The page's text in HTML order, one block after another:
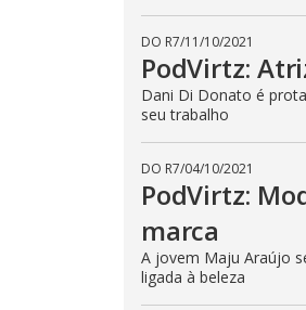
DO R7/11/10/2021
PodVirtz:
Dani Di Donato é
seu trabalho
DO R7/04/10/2021
PodVirtz:
marca
A jovem Maju Araújo
ligada à beleza